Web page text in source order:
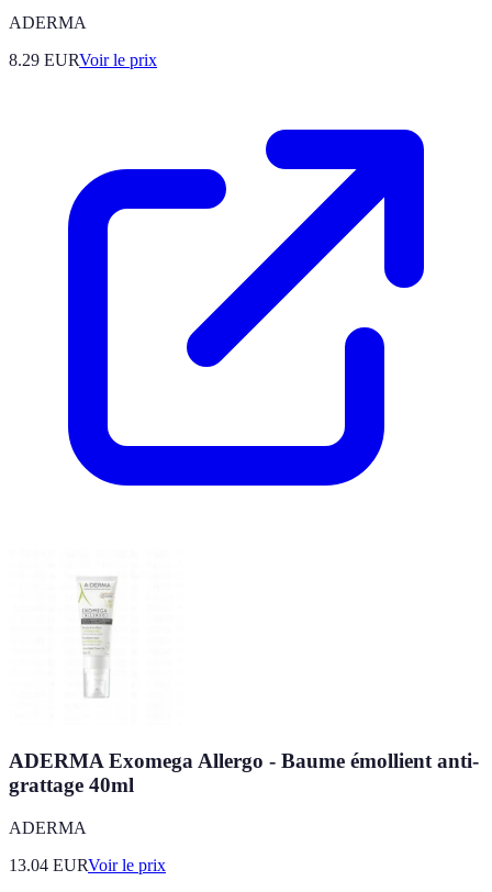
ADERMA
8.29 EURVoir le prix
ADERMA Exomega Allergo - Baume émollient anti-
grattage 40ml
ADERMA
13.04 EURVoir le prix